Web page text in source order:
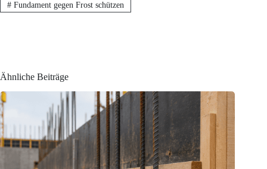
#Fundament gegen Frost schützen
Ähnliche Beiträge